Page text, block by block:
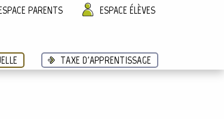
TAXE D'APPRENTISSAGE
PARENTS ESPACE ÉLÈVES